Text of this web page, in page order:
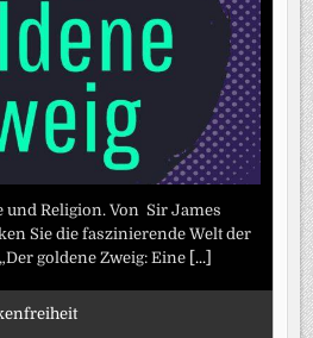
und Religion. Von Sir James
Sie die faszinierende Welt der
goldene Zweig: Eine [...]